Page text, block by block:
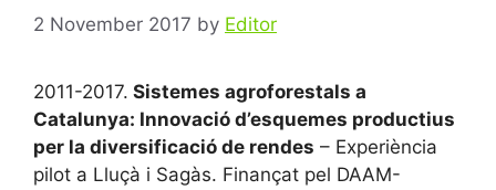
2 November 2017 by Editor
2011-2017. Sistemes agroforestals a
Catalunya: Innovació d’esquemes productius
per la diversificació de rendes – Experiència
pilot a Lluçà i Sagàs. Finançat pel DAAM-